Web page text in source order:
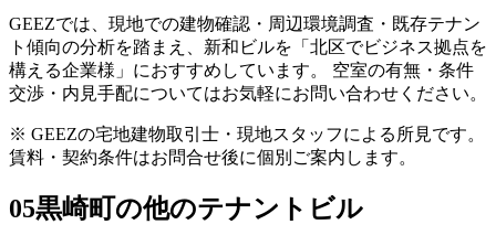
GEEZでは、現地での建物確認・周辺環境調査・既存テナン
ト傾向の分析を踏まえ、新和ビルを「北区でビジネス拠点を
構える企業様」におすすめしています。 空室の有無・条件
交渉・内見手配についてはお気軽にお問い合わせください。
※ GEEZの宅地建物取引士・現地スタッフによる所見です。
賃料・契約条件はお問合せ後に個別ご案内します。
05黒崎町の他のテナントビル